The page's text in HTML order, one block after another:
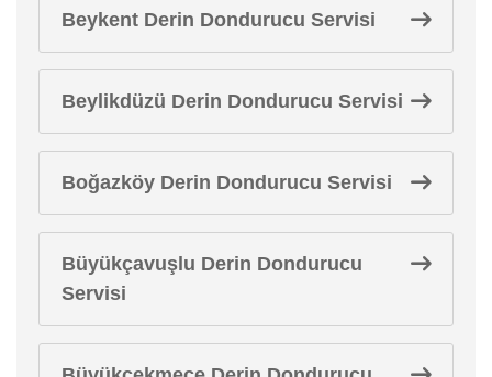
Beykent Derin Dondurucu Servisi
Beylikdüzü Derin Dondurucu Servisi
Boğazköy Derin Dondurucu Servisi
Büyükçavuşlu Derin Dondurucu
Servisi